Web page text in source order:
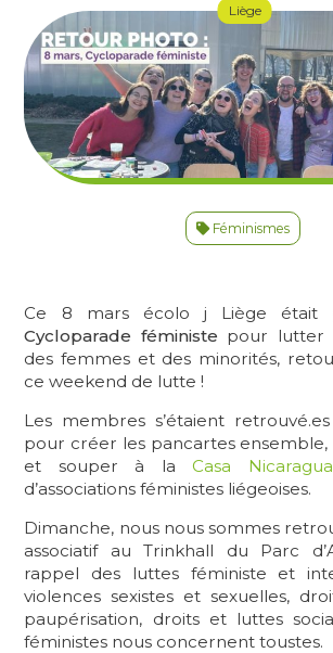
Liège
Féminismes
Ce 8 mars écolo j Liège était
Cycloparade féministe pour lutter
des femmes et des minorités,
ce weekend de lutte !
Les membres s’étaient
pour créer les pancartes
et souper à laCasa Nicaragua
d’associations féministes liégeoises.
Dimanche, nous nous sommes
associatif au Trinkhall du Parc
rappel des luttes féministe et
violences sexistes et sexuelles,
paupérisation, droits et luttes
féministes nous concernent toustes.